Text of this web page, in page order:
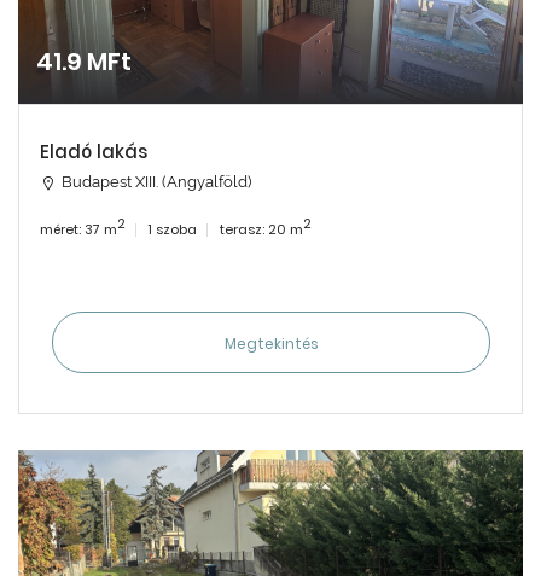
41.9 MFt
Eladó lakás
Budapest XIII. (Angyalföld)
méret: 37 m2 1 szoba terasz: 20 m2
Megtekintés